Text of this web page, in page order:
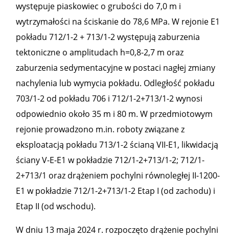
występuje piaskowiec o grubości do 7,0 m i
wytrzymałości na ściskanie do 78,6 MPa. W rejonie E1
pokładu 712/1-2 + 713/1-2 występują zaburzenia
tektoniczne o amplitudach h=0,8-2,7 m oraz
zaburzenia sedymentacyjne w postaci nagłej zmiany
nachylenia lub wymycia pokładu. Odległość pokładu
703/1-2 od pokładu 706 i 712/1-2+713/1-2 wynosi
odpowiednio około 35 m i 80 m. W przedmiotowym
rejonie prowadzono m.in. roboty związane z
eksploatacją pokładu 713/1-2 ścianą VII-E1, likwidacją
ściany V-E-E1 w pokładzie 712/1-2+713/1-2; 712/1-
2+713/1 oraz drążeniem pochylni równoległej II-1200-
E1 w pokładzie 712/1-2+713/1-2 Etap I (od zachodu) i
Etap II (od wschodu).
W dniu 13 maja 2024 r. rozpoczęto drążenie pochylni